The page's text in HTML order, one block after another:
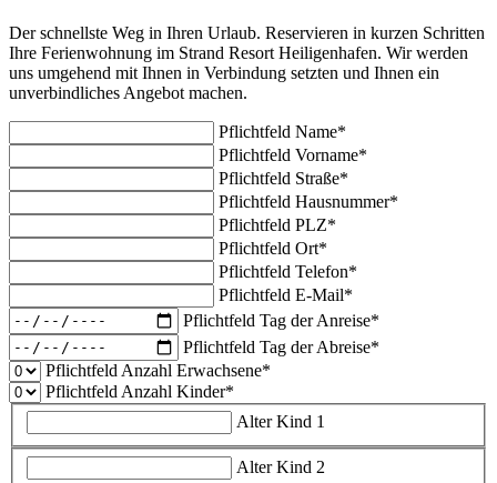
Der schnellste Weg in Ihren Urlaub. Reservieren in kurzen Schritten
Ihre Ferienwohnung im Strand Resort Heiligenhafen. Wir werden
uns umgehend mit Ihnen in Verbindung setzten und Ihnen ein
unverbindliches Angebot machen.
Pflichtfeld Name*
Pflichtfeld Vorname*
Pflichtfeld Straße*
Pflichtfeld Hausnummer*
Pflichtfeld PLZ*
Pflichtfeld Ort*
Pflichtfeld Telefon*
Pflichtfeld E-Mail*
Pflichtfeld Tag der Anreise*
Pflichtfeld Tag der Abreise*
Pflichtfeld Anzahl Erwachsene*
Pflichtfeld Anzahl Kinder*
Alter Kind 1
Alter Kind 2